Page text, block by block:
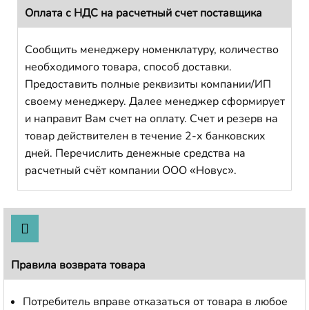
Оплата с НДС на расчетный счет поставщика
Сообщить менеджеру номенклатуру, количество
необходимого товара, способ доставки.
Предоставить полные реквизиты компании/ИП
своему менеджеру. Далее менеджер сформирует
и направит Вам счет на оплату. Счет и резерв на
товар действителен в течение 2-х банковских
дней. Перечислить денежные средства на
расчетный счёт компании ООО «Новус».
Правила возврата товара
Потребитель вправе отказаться от товара в любое